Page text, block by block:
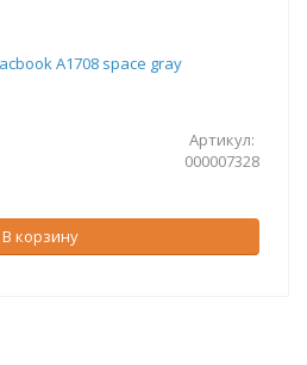
A1708 space gray
Артикул:
000007328
В корзину